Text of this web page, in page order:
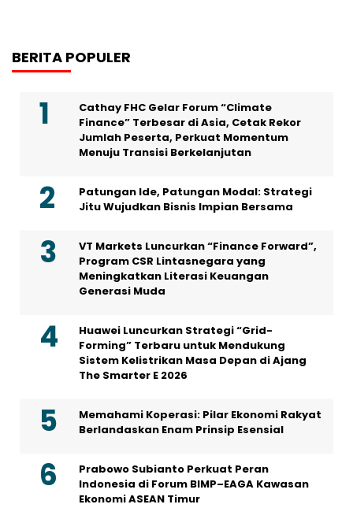
BERITA POPULER
Cathay FHC Gelar Forum “Climate
Finance” Terbesar di Asia, Cetak Rekor
Jumlah Peserta, Perkuat Momentum
Menuju Transisi Berkelanjutan
Patungan Ide, Patungan Modal: Strategi
Jitu Wujudkan Bisnis Impian Bersama
VT Markets Luncurkan “Finance Forward”,
Program CSR Lintasnegara yang
Meningkatkan Literasi Keuangan
Generasi Muda
Huawei Luncurkan Strategi “Grid-
Forming” Terbaru untuk Mendukung
Sistem Kelistrikan Masa Depan di Ajang
The Smarter E 2026
Memahami Koperasi: Pilar Ekonomi Rakyat
Berlandaskan Enam Prinsip Esensial
Prabowo Subianto Perkuat Peran
Indonesia di Forum BIMP–EAGA Kawasan
Ekonomi ASEAN Timur